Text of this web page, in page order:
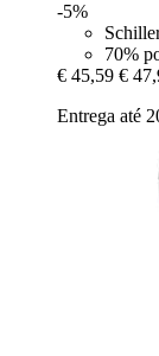
-5%
70%
€ 45,59 €
Entrega até